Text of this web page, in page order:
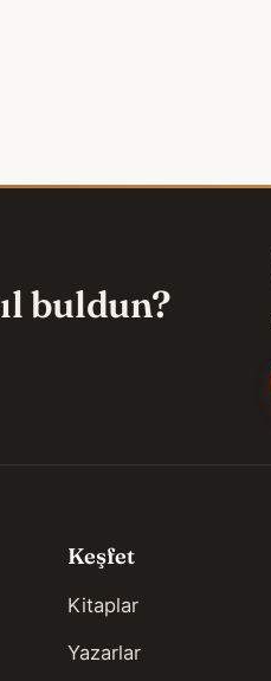
buldun?
Keşfet
Kitaplar
Yazarlar